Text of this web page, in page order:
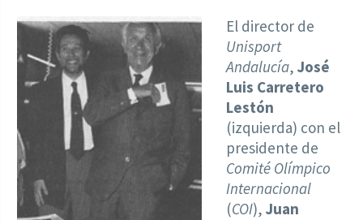
El director de
Unisport
Andalucía,José
Luis Carretero
Lestón
(izquierda) con el
presidente de
Comité Olímpico
Internacional
(COI),Juan